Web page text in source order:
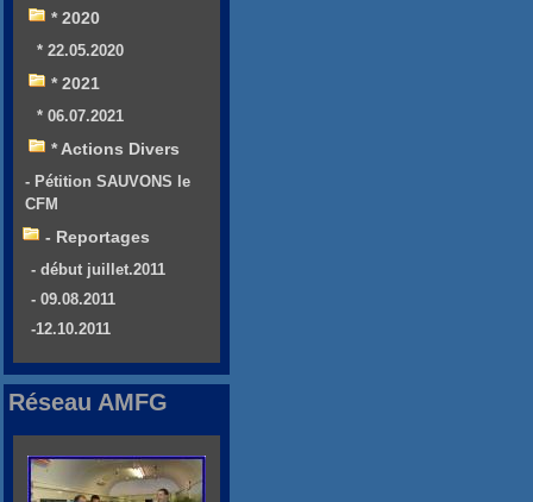
* 2020
* 22.05.2020
* 2021
* 06.07.2021
* Actions Divers
- Pétition SAUVONS le
CFM
- Reportages
- début juillet.2011
- 09.08.2011
-12.10.2011
Réseau AMFG